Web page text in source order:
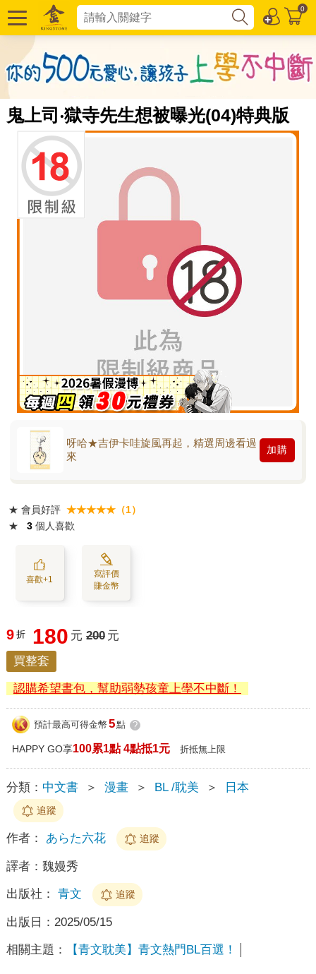
0
鬼上司‧獄寺先生想被曝光(04)特典版
呀哈★吉伊卡哇旋風再起，精選周邊看過
來
加購
★ 會員好評 ★★★★★（1）
★
3 個人喜歡
喜歡+1
寫評價
賺金幣
9 折 180 元 200 元
買整套
認購希望書包，幫助弱勢孩童上學不中斷！
預計最高可得金幣 5點 ?
HAPPY GO享100累1點 4點抵1元 折抵無上限
分類： 中文書 ＞ 漫畫 ＞ BL /耽美 ＞ 日本
追蹤
作者： あらた六花 追蹤
譯者： 魏嫚秀
出版社： 青文 追蹤
出版日： 2025/05/15
相關主題： 【青文耽美】青文熱門BL百選！